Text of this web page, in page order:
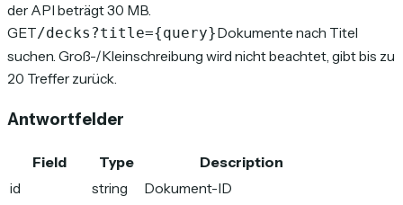
der API beträgt 30 MB.
GET/decks?title={query}Dokumente nach Titel
suchen. Groß-/Kleinschreibung wird nicht beachtet, gibt bis zu
20 Treffer zurück.
Antwortfelder
Field Type
Description
id
string
Dokument-ID